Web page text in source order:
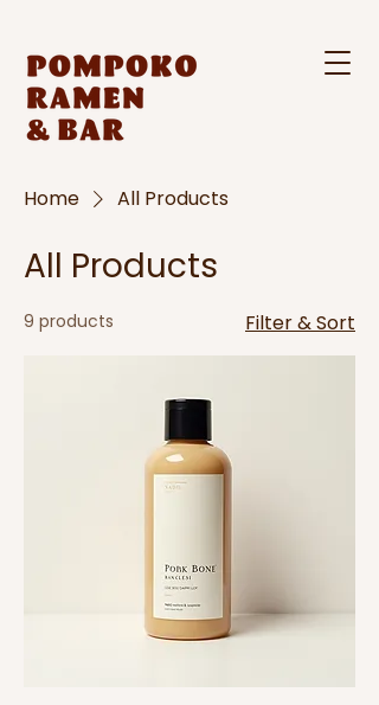
Home All Products
All Products
9 products Filter & Sort